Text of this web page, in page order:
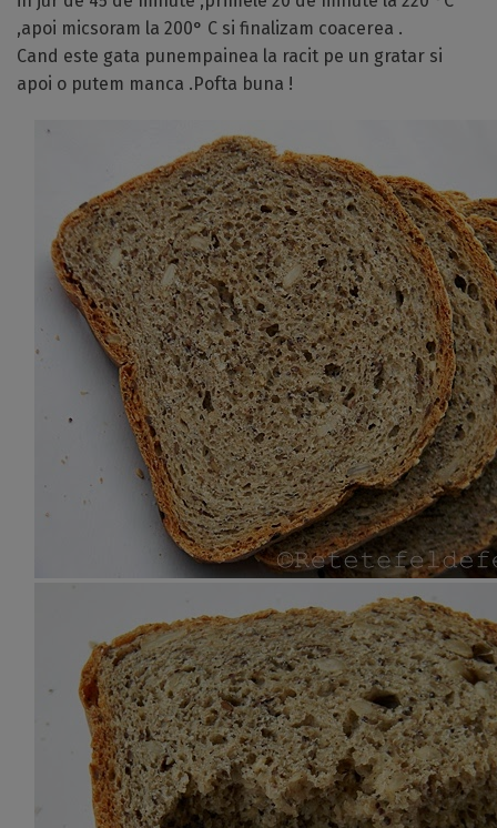
,apoi micsoram la 200° C si finalizam coacerea .
Cand este gata punempainea la racit pe un gratar si
apoi o putem manca .Pofta buna !